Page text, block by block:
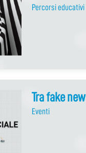
Percorsi educativi
Tra fake
Eventi